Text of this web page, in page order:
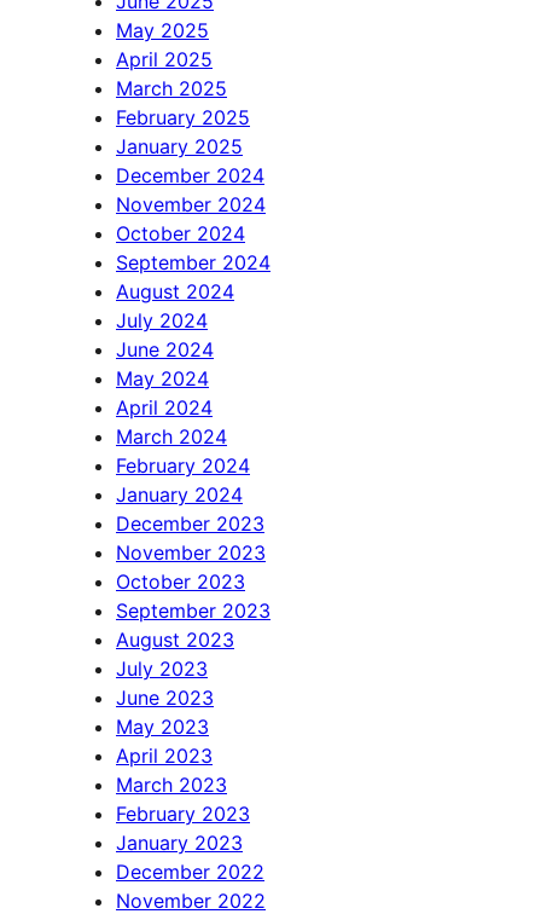
May 2025
April 2025
March 2025
February 2025
January 2025
December 2024
November 2024
October 2024
September 2024
August 2024
July 2024
June 2024
May 2024
April 2024
March 2024
February 2024
January 2024
December 2023
November 2023
October 2023
September 2023
August 2023
July 2023
June 2023
May 2023
April 2023
March 2023
February 2023
January 2023
December 2022
November 2022